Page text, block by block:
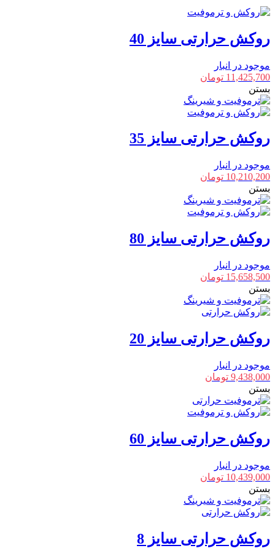
روکش حرارتی سایز 40
موجود در انبار
11,425,700 تومان
بستن
روکش حرارتی سایز 35
موجود در انبار
10,210,200 تومان
بستن
روکش حرارتی سایز 80
موجود در انبار
15,658,500 تومان
بستن
روکش حرارتی سایز 20
موجود در انبار
9,438,000 تومان
بستن
روکش حرارتی سایز 60
موجود در انبار
10,439,000 تومان
بستن
روکش حرارتی سایز 8